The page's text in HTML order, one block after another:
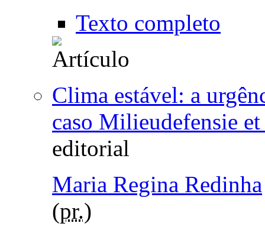
Texto completo
Clima estável: a
caso Milieudefensie
editorial
Maria Regina Redinha
(pr.)